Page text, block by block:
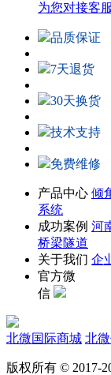
为您对接客
品质保证
7天退货
30天换货
技术支持
免费维修
产品中心 倾
系统
成功案例 河
桥梁隧道
关于我们 企
官方微
信
北微国际商城 北
版权所有 © 2017-